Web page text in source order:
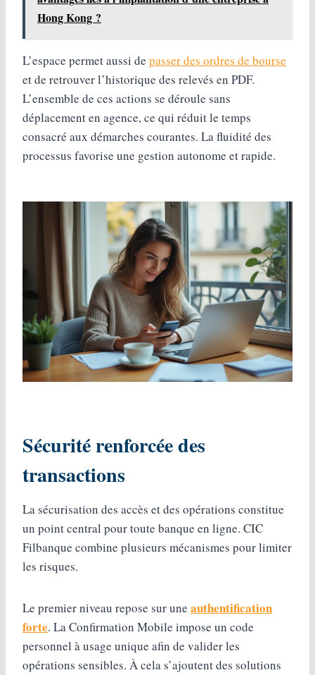
Hong Kong ?
L’espace permet aussi de passer des ordres de bourse
et de retrouver l’historique des relevés en PDF.
L’ensemble de ces actions se déroule sans
déplacement en agence, ce qui réduit le temps
consacré aux démarches courantes. La fluidité des
processus favorise une gestion autonome et rapide.
Sécurité renforcée des
transactions
La sécurisation des accès et des opérations constitue
un point central pour toute banque en ligne. CIC
Filbanque combine plusieurs mécanismes pour limiter
les risques.
Le premier niveau repose sur une authentification
forte. La Confirmation Mobile impose un code
personnel à usage unique afin de valider les
opérations sensibles. À cela s’ajoutent des solutions